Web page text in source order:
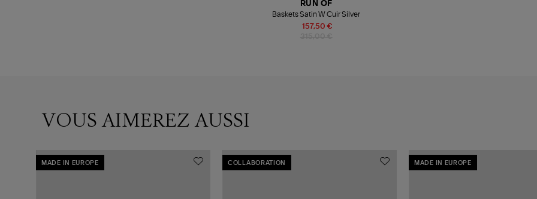
157,50 €
RUN OF
Baskets Satin W Cuir Silver
VOUS AIMEREZ AUSSI
MADE IN EUROPE COLLABORATION MADE IN EUROPE